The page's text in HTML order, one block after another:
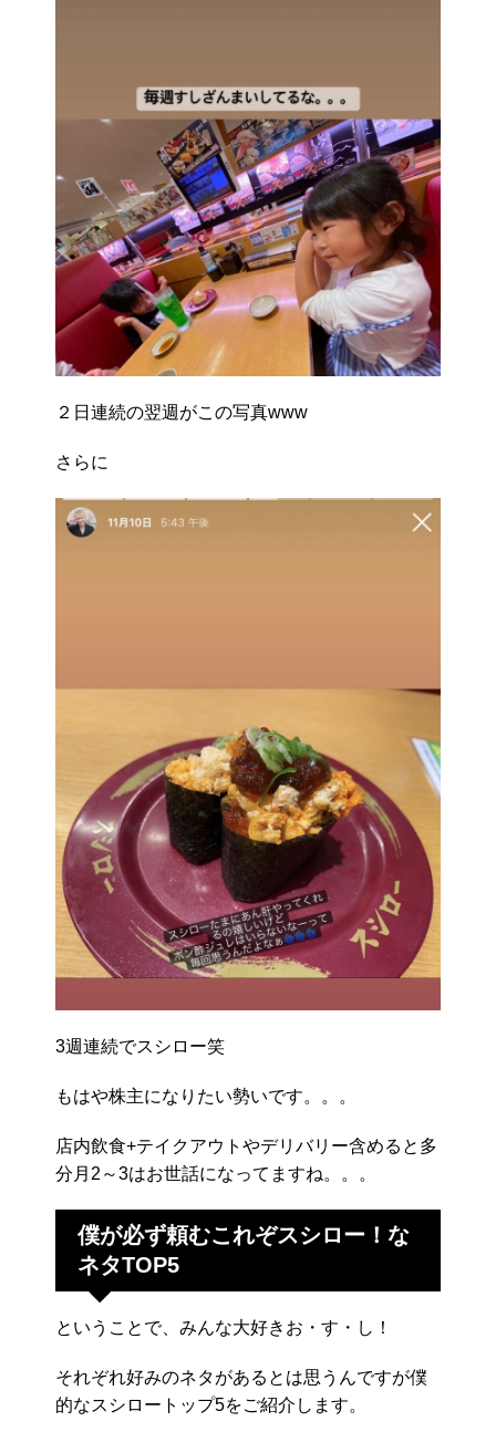
２日連続の翌週がこの写真www
さらに
3週連続でスシロー笑
もはや株主になりたい勢いです。。。
店内飲食+テイクアウトやデリバリー含めると多
分月2～3はお世話になってますね。。。
僕が必ず頼むこれぞスシロー！な
ネタTOP5
ということで、みんな大好きお・す・し！
それぞれ好みのネタがあるとは思うんですが僕
的なスシロートップ5をご紹介します。